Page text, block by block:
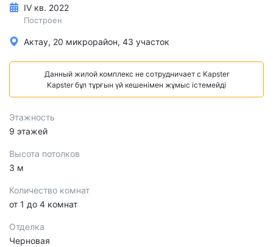
IV кв. 2022
Построен
Актау, 20 микрорайон, 43 участок
Данный жилой комплекс не сотрудничает с Kapster
Kapster бұл тұрғын үй кешенімен жұмыс істемейді
Этажность
9 этажей
Высота потолков
3 м
Количество комнат
от 1 до 4 комнат
Отделка
Черновая